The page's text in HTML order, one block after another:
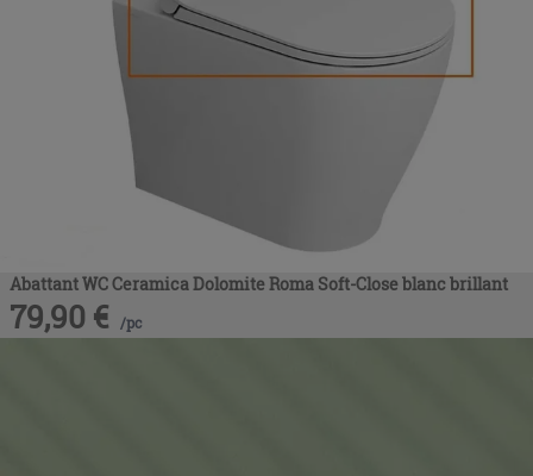
Abattant WC Ceramica Dolomite Roma Soft-Close blanc brillant
79,90 € /pc